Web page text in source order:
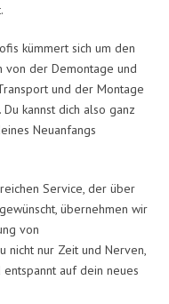
kümmert sich um den
von der Demontage und
und der Montage
kannst dich also ganz
Neuanfangs
Service, der über
übernehmen wir
von
nicht nur Zeit und Nerven,
auf dein neues